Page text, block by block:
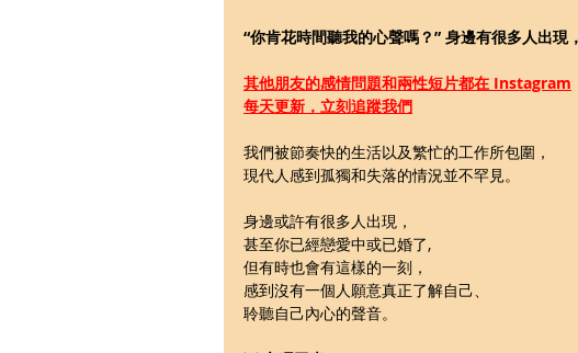
“你肯花時間聽我的心聲嗎？” 身邊有很多人出
其他朋友的感情問題和兩性短片都在 Instagram
每天更新，立刻追蹤我們
我們被節奏快的生活以及繁忙的工作所包圍，
現代人感到孤獨和失落的情況並不罕見。
身邊或許有很多人出現，
甚至你已經戀愛中或已婚了,
但有時也會有這樣的一刻，
感到沒有一個人願意真正了解自己、
聆聽自己內心的聲音。